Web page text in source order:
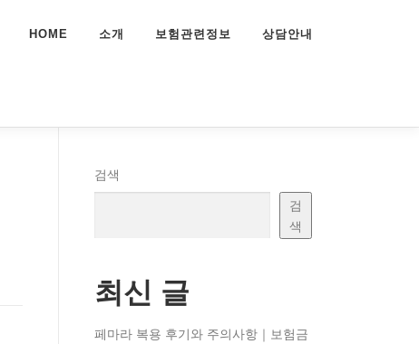
HOME 소개 보험관련정보 상담안내
검색
검
색
최신 글
페마라 복용 후기와 주의사항｜보험금